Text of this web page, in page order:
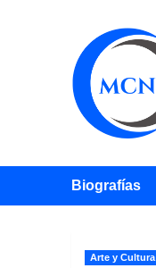
Biografías
Arte y Cultura